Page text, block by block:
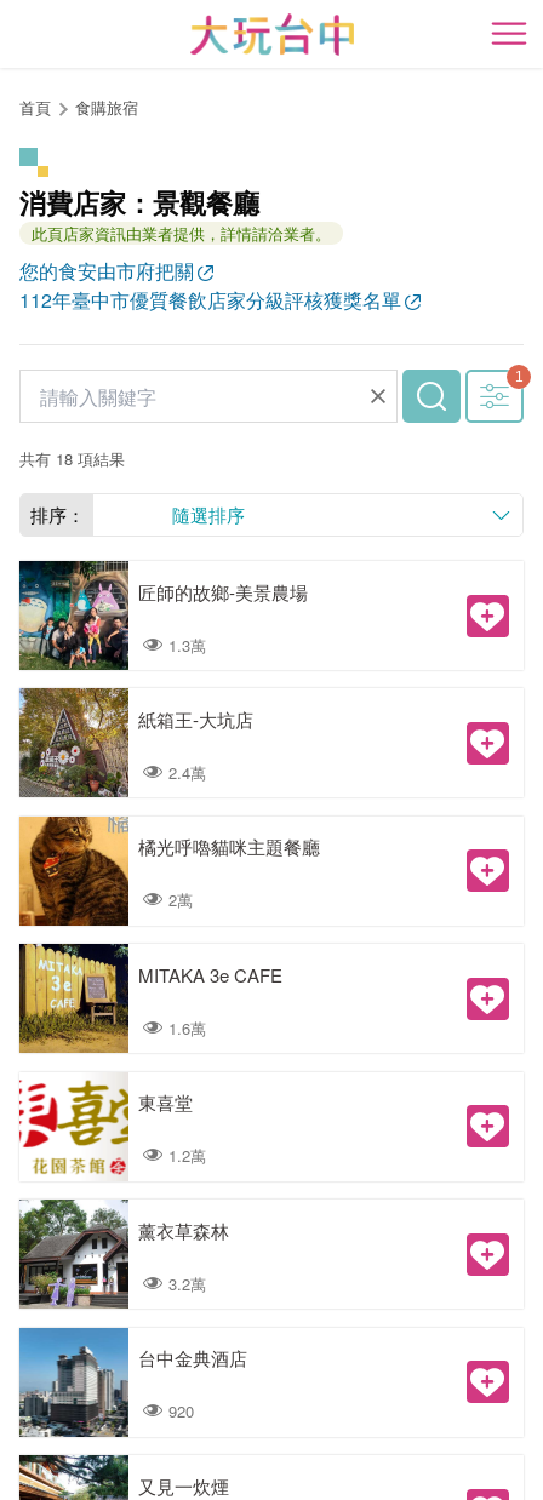
開
首頁 食購旅宿
消費店家：景觀餐廳
此頁店家資訊由業者提供，詳情請洽業者。
您的食安由市府把關
112年臺中市優質餐飲店家分級評核獲獎名單
共有 18 項結果
排序： 隨選排序
匠師的故鄉-美景農場
1.3萬
紙箱王-大坑店
2.4萬
橘光呼嚕貓咪主題餐廳
2萬
MITAKA 3e CAFE
1.6萬
東喜堂
1.2萬
薰衣草森林
3.2萬
台中金典酒店
920
又見一炊煙